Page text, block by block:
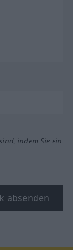
indem Sie ein
absenden